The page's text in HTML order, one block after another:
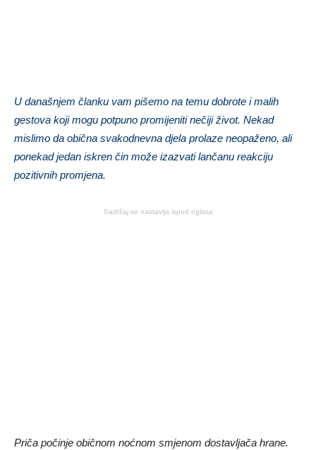
U današnjem članku vam pišemo na temu dobrote i malih
gestova koji mogu potpuno promijeniti nečiji život. Nekad
mislimo da obična svakodnevna djela prolaze neopaženo, ali
ponekad jedan iskren čin može izazvati lančanu reakciju
pozitivnih promjena.
Sadržaj se nastavlja ispod oglasa
Priča počinje običnom noćnom smjenom dostavljača hrane.